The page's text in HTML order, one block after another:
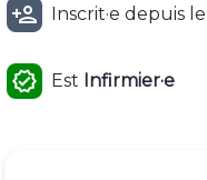
 Inscrit·e depuis le
 Est Infirmier·e